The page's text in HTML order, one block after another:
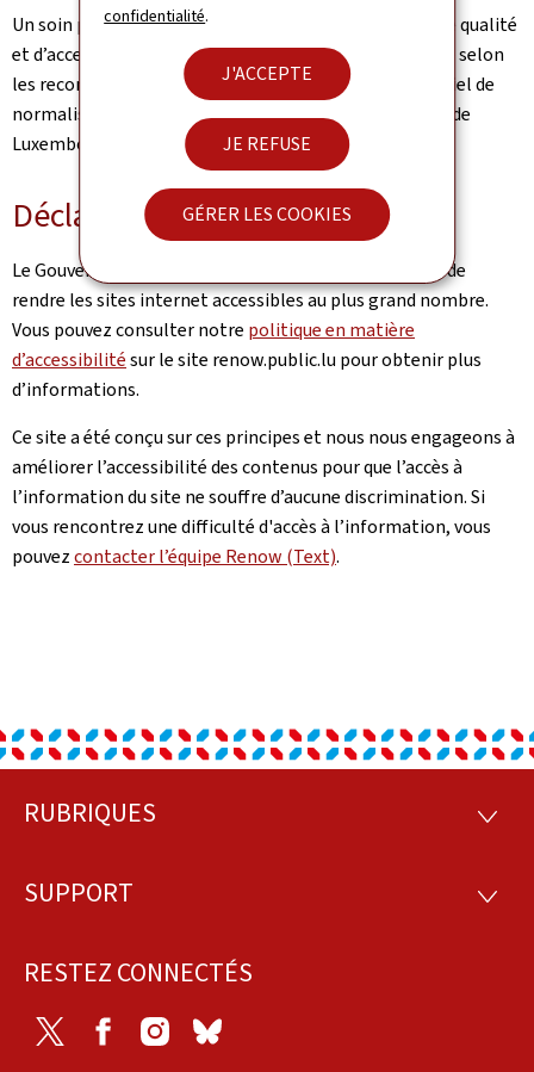
confidentialité.
J'ACCEPTE
JE REFUSE
GÉRER LES COOKIES
Un soin particulier a été pris pour garantir un niveau de qualité
et d’accessibilité satisfaisant. Ce portail est développé selon
les recommandations du référentiel Renow (Référentiel de
normalisation web du gouvernement du Grand-Duché de
Luxembourg).
Déclaration d’accessibilité
Le Gouvernement luxembourgeois poursuit l’objectif de
rendre les sites internet accessibles au plus grand nombre.
Vous pouvez consulter notre politique en matière
d’accessibilitésur le site renow.public.lu pour obtenir plus
d’informations.
Ce site a été conçu sur ces principes et nous nous engageons à
améliorer l’accessibilité des contenus pour que l’accès à
l’information du site ne souffre d’aucune discrimination. Si
vous rencontrez une difficulté d'accès à l’information, vous
pouvezcontacter l’équipe Renow (Text).
Pied
page
RUBRIQUES
SUPPORT
RESTEZ CONNECTÉS
Twitter FacebookInstagram